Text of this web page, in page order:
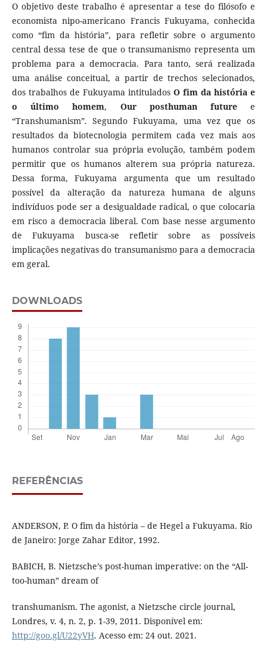
O objetivo deste trabalho é apresentar a tese do filósofo e
economista nipo-americano Francis Fukuyama, conhecida
como “fim da história”, para refletir sobre o argumento
central dessa tese de que o transumanismo representa um
problema para a democracia. Para tanto, será realizada
uma análise conceitual, a partir de trechos selecionados,
dos trabalhos de Fukuyama intituladosO fim da história e
o último homem, Our posthuman futuree
“Transhumanism”. Segundo Fukuyama, uma vez que os
resultados da biotecnologia permitem cada vez mais aos
humanos controlar sua própria evolução, também podem
permitir que os humanos alterem sua própria natureza.
Dessa forma, Fukuyama argumenta que um resultado
possível da alteração da natureza humana de alguns
indivíduos pode ser a desigualdade radical, o que colocaria
em risco a democracia liberal. Com base nesse argumento
de Fukuyama busca-se refletir sobre as possíveis
implicações negativas do transumanismo para a democracia
em geral.
DOWNLOADS
REFERÊNCIAS
ANDERSON, P. O fim da história – de Hegel a Fukuyama. Rio
de Janeiro: Jorge Zahar Editor, 1992.
BABICH, B. Nietzsche’s post-human imperative: on the “All-
too-human” dream of
transhumanism. The agonist, a Nietzsche circle journal,
Londres, v. 4, n. 2, p. 1-39, 2011. Disponível em:
http://goo.gl/U22yVH. Acesso em: 24 out. 2021.